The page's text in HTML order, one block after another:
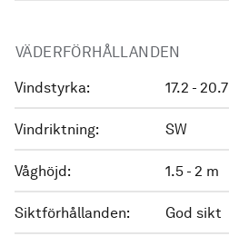
VÄDERFÖRHÅLLANDEN
Vindstyrka: 17.2 - 20.7
Vindriktning: SW
Våghöjd: 1.5 - 2 m
Siktförhållanden: God sikt